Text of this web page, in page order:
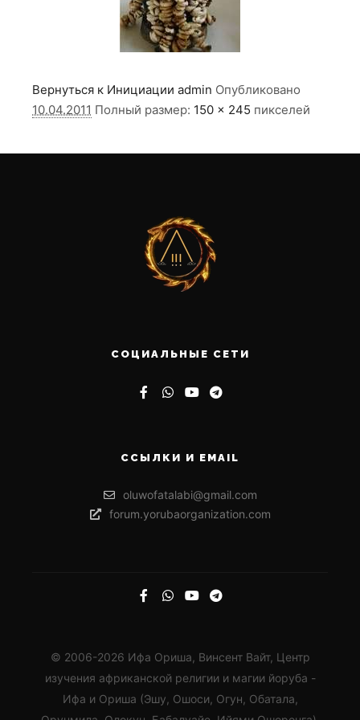
Вернуться к Инициации admin Опубликовано
10.04.2011 Полный размер: 150 × 245 пикселей
СОЦИАЛЬНЫЕ СЕТИ
ССЫЛКИ И EMAIL
oluwofatalabi@gmail.com
forum.yorubaorganization.com
© 2006-2026 Ифа Ориша, Винсент Вайт, Центр
изучения африканской религии и магии йоруба -
Ифа и Ориша (Эшу, Ошоси, Огун, Обатала,